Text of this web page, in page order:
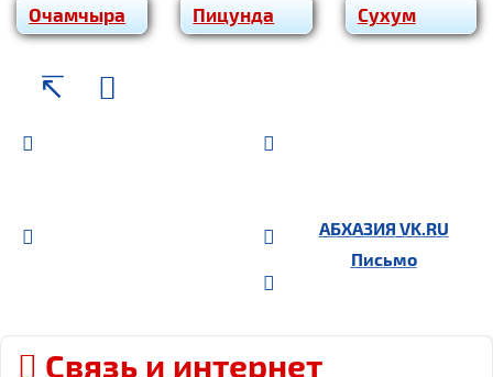
Очам­чы­ра Пицунда Сухум
АБХАЗИЯ VK.RU
Письмо
Связь и интернет